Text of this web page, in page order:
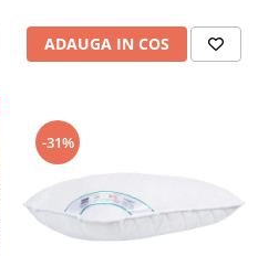
ADAUGA IN COS
-31%